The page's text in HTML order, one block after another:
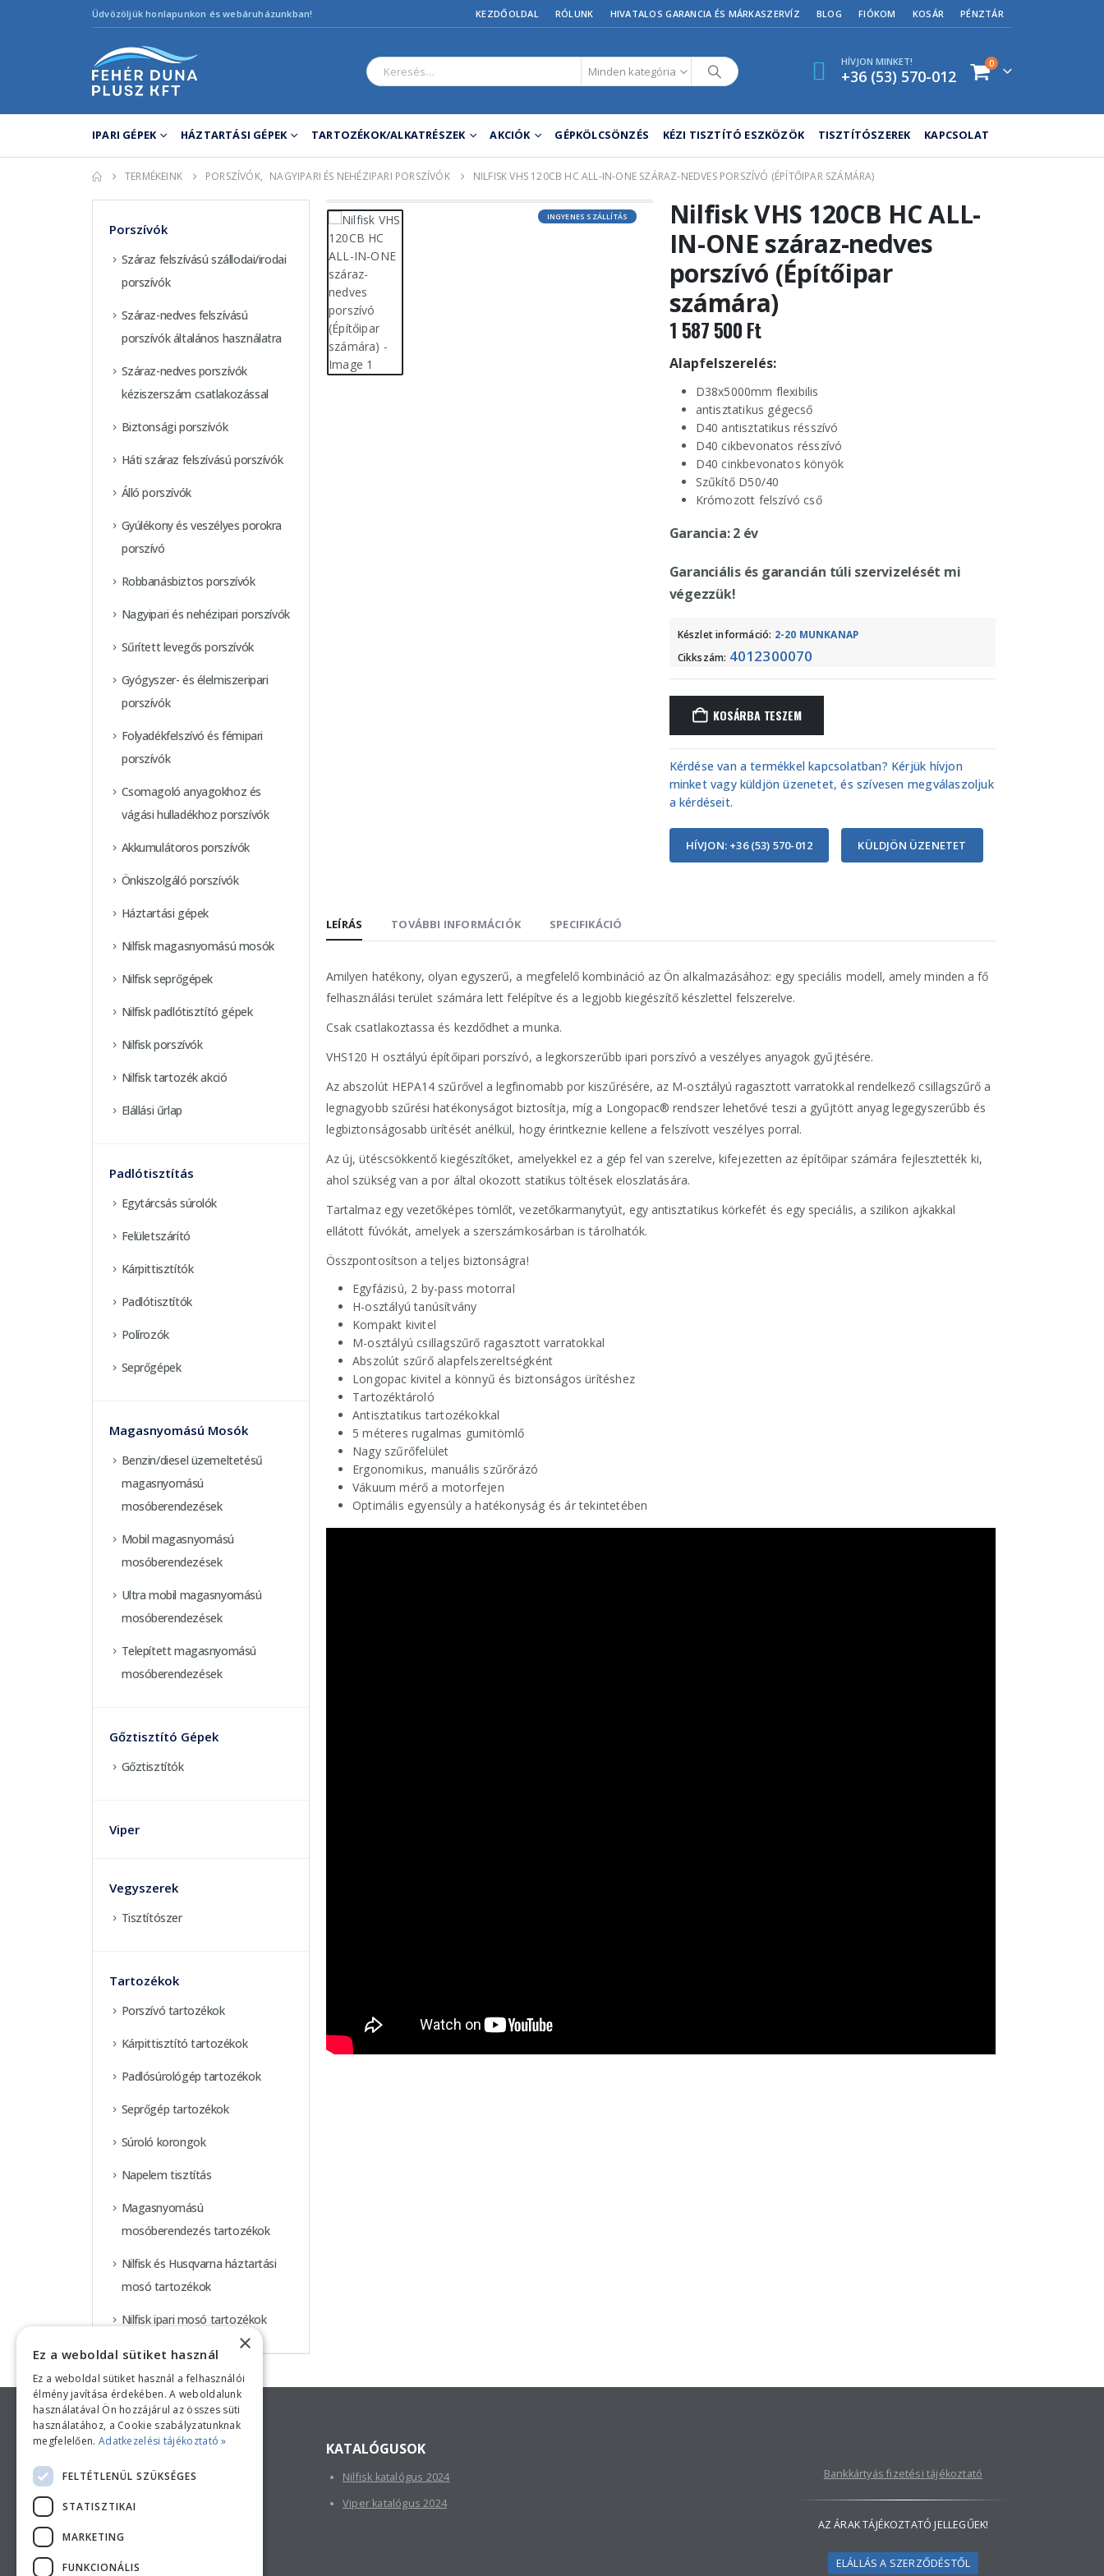
Üdvözöljük honlapunkon és webáruházunkban! KEZDŐOLDAL RÓLUNK HIVATALOS GARANCIA ÉS MÁRKASZERVÍZ BLOG FIÓKOM KOSÁR PÉNZTÁR
Minden kategória
HÍVJON MINKET!
+36 (53) 570-012
0
IPARI GÉPEK HÁZTARTÁSI GÉPEK TARTOZÉKOK/ALKATRÉSZEK AKCIÓK GÉPKÖLCSÖNZÉS KÉZI TISZTÍTÓ ESZKÖZÖK TISZTÍTÓSZEREK KAPCSOLAT
TERMÉKEINK PORSZÍVÓK, NAGYIPARI ÉS NEHÉZIPARI PORSZÍVÓK NILFISK VHS 120CB HC ALL-IN-ONE SZÁRAZ-NEDVES PORSZÍVÓ (ÉPÍTŐIPAR SZÁMÁRA)
INGYENES SZÁLLÍTÁS
Nilfisk VHS 120CB HC ALL-
IN-ONE száraz-nedves
porszívó (Építőipar
számára)
1 587 500Ft
Alapfelszerelés:
D38x5000mm flexibilis
antisztatikus gégecső
D40 antisztatikus résszívó
D40 cikbevonatos résszívó
D40 cinkbevonatos könyök
Szűkítő D50/40
Krómozott felszívó cső
Garancia: 2 év
Garanciális és garancián túli szervizelését mi
végezzük!
Készlet információ: 2-20 MUNKANAP
Cikkszám: 4012300070
KOSÁRBA TESZEM
Kérdése van a termékkel kapcsolatban? Kérjük hívjon
minket vagy küldjön üzenetet, és szívesen megválaszoljuk
a kérdéseit.
HÍVJON: +36 (53) 570-012 KÜLDJÖN ÜZENETET
LEÍRÁS TOVÁBBI INFORMÁCIÓK SPECIFIKÁCIÓ
Amilyen hatékony, olyan egyszerű, a megfelelő kombináció az Ön alkalmazásához: egy speciális modell, amely minden a fő
felhasználási terület számára lett felépítve és a legjobb kiegészítő készlettel felszerelve.
Csak csatlakoztassa és kezdődhet a munka.
VHS120 H osztályú építőipari porszívó, a legkorszerűbb ipari porszívó a veszélyes anyagok gyűjtésére.
Az abszolút HEPA14 szűrővel a legfinomabb por kiszűrésére, az M-osztályú ragasztott varratokkal rendelkező csillagszűrő a
legnagyobb szűrési hatékonyságot biztosítja, míg a Longopac® rendszer lehetővé teszi a gyűjtött anyag legegyszerűbb és
legbiztonságosabb ürítését anélkül, hogy érintkeznie kellene a felszívott veszélyes porral.
Az új, ütéscsökkentő kiegészítőket, amelyekkel ez a gép fel van szerelve, kifejezetten az építőipar számára fejlesztették ki,
ahol szükség van a por által okozott statikus töltések eloszlatására.
Tartalmaz egy vezetőképes tömlőt, vezetőkarmanytyút, egy antisztatikus körkefét és egy speciális, a szilikon ajkakkal
ellátott fúvókát, amelyek a szerszámkosárban is tárolhatók.
Összpontosítson a teljes biztonságra!
Egyfázisú, 2 by-pass motorral
H-osztályú tanúsítvány
Kompakt kivitel
M-osztályú csillagszűrő ragasztott varratokkal
Abszolút szűrő alapfelszereltségként
Longopac kivitel a könnyű és biztonságos ürítéshez
Tartozéktároló
Antisztatikus tartozékokkal
5 méteres rugalmas gumitömlő
Nagy szűrőfelület
Ergonomikus, manuális szűrőrázó
Vákuum mérő a motorfejen
Optimális egyensúly a hatékonyság és ár tekintetében
Porszívók
Száraz felszívású szállodai/irodai
porszívók
Száraz-nedves felszívású
porszívók általános használatra
Száraz-nedves porszívók
kéziszerszám csatlakozással
Biztonsági porszívók
Háti száraz felszívású porszívók
Álló porszívók
Gyúlékony és veszélyes porokra
porszívó
Robbanásbiztos porszívók
Nagyipari és nehézipari porszívók
Sűrített levegős porszívók
Gyógyszer- és élelmiszeripari
porszívók
Folyadékfelszívó és fémipari
porszívók
Csomagoló anyagokhoz és
vágási hulladékhoz porszívók
Akkumulátoros porszívók
Önkiszolgáló porszívók
Háztartási gépek
Nilfisk magasnyomású mosók
Nilfisk seprőgépek
Nilfisk padlótisztító gépek
Nilfisk porszívók
Nilfisk tartozék akció
Elállási űrlap
Padlótisztítás
Egytárcsás súrolók
Felületszárító
Kárpittisztítók
Padlótisztítók
Polírozók
Seprőgépek
Magasnyomású Mosók
Benzin/diesel üzemeltetésű
magasnyomású
mosóberendezések
Mobil magasnyomású
mosóberendezések
Ultra mobil magasnyomású
mosóberendezések
Telepített magasnyomású
mosóberendezések
Gőztisztító Gépek
Gőztisztítók
Viper
Vegyszerek
Tisztítószer
Tartozékok
Porszívó tartozékok
Kárpittisztító tartozékok
Padlósúrológép tartozékok
Seprőgép tartozékok
Súroló korongok
Napelem tisztítás
Magasnyomású
mosóberendezés tartozékok
Nilfisk és Husqvarna háztartási
mosó tartozékok
Nilfisk ipari mosó tartozékok
Keressen minket!
ELÉRHETŐSÉGÜNK
TELEPHELY:
+36 (53) 570-012
E-MAIL:
KATALÓGUSOK
Nilfisk katalógus 2024
Viper katalógus 2024
Bankkártyás fizetési tájékoztató
AZ ÁRAK TÁJÉKOZTATÓ JELLEGŰEK!
ELÁLLÁS A SZERZŐDÉSTŐL
×
Ez a weboldal sütiket használ
Ez a weboldal sütiket használ a felhasználói
élmény javítása érdekében. A weboldalunk
használatával Ön hozzájárul az összes süti
használatához, a Cookie szabályzatunknak
megfelelően. Adatkezelési tájékoztató »
FELTÉTLENÜL SZÜKSÉGES
STATISZTIKAI
MARKETING
FUNKCIONÁLIS